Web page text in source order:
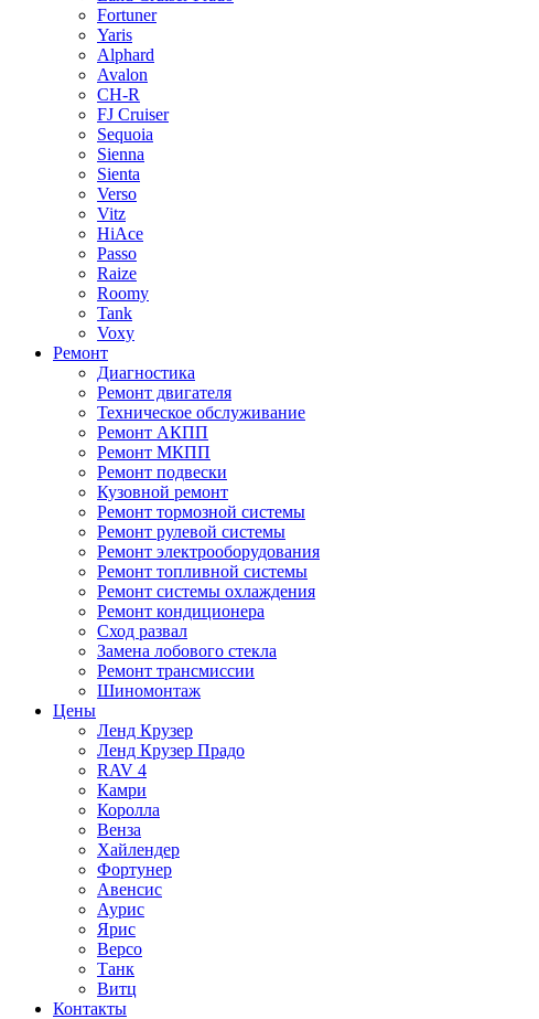
Fortuner
Yaris
Alphard
Avalon
CH-R
FJ Cruiser
Sequoia
Sienna
Sienta
Verso
Vitz
HiAce
Passo
Raize
Roomy
Tank
Voxy
Ремонт
Диагностика
Ремонт двигателя
Техническое обслуживание
Ремонт АКПП
Ремонт МКПП
Ремонт подвески
Кузовной ремонт
Ремонт тормозной системы
Ремонт рулевой системы
Ремонт электрооборудования
Ремонт топливной системы
Ремонт системы охлаждения
Ремонт кондиционера
Сход развал
Замена лобового стекла
Ремонт трансмиссии
Шиномонтаж
Цены
Ленд Крузер
Ленд Крузер Прадо
RAV 4
Камри
Королла
Венза
Хайлендер
Фортунер
Авенсис
Аурис
Ярис
Версо
Танк
Витц
Контакты